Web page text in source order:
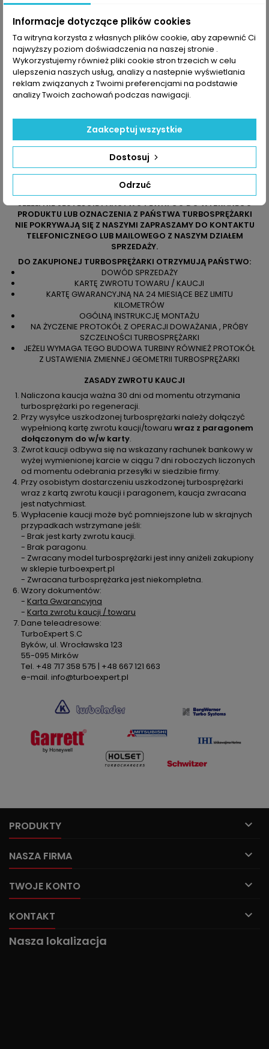
Dane zawarte w tabeli mogą odbiegać od rzeczywistości.
Dokładamy wszelkich starań aby jednak tak nie było.
Najlepszym kryterium doboru części jest sprawdzenie
numerów producenta na uszkodzonej części.
JEŻELI NIE JESTEŚCIE PAŃSTWO PEWNI CO DO WYBRANEGO
PRODUKTU LUB OZNACZENIA Z PAŃSTWA TURBOSPRĘŻARKI
NIE POKRYWAJĄ SIĘ Z NASZYMI ZAPRASZAMY DO KONTAKTU
TELEFONICZNEGO LUB MAILOWEGO Z NASZYM DZIAŁEM
SPRZEDAŻY.
DO ZAKUPIONEJ TURBOSPRĘŻARKI OTRZYMUJĄ PAŃSTWO:
DOWÓD SPRZEDAŻY
KARTĘ ZWROTU TOWARU / KAUCJI
KARTĘ GWARANCYJNĄ NA 24 MIESIĄCE BEZ LIMITU
KILOMETRÓW
OGÓLNĄ INSTRUKCJĘ MONTAŻU
NA ŻYCZENIE PROTOKÓŁ Z OPERACJI DOWAŻANIA , PRÓBY
SZCZELNOŚCI TURBOSPRĘŻARKI
JEŻELI WYMAGA TEGO BUDOWA TURBINY RÓWNIEŻ PROTOKÓŁ
Z USTAWIENIA ZMIENNEJ GEOMETRII TURBOSPRĘŻARKI
ZASADY ZWROTU KAUCJI
Naliczona kaucja ważna 30 dni od momentu otrzymania
turbosprężarki po regeneracji.
Przy wysyłce uszkodzonej turbosprężarki należy dołączyć
wypełnioną kartę zwrotu kaucji/towaru wraz z paragonem
dołączonym do w/w karty.
Zwrot kaucji odbywa się na wskazany rachunek bankowy w
wyżej wymienionej karcie w ciągu 7 dni roboczych liczonych
od momentu odebrania przesyłki w siedzibie firmy.
Przy osobistym dostarczeniu uszkodzonej turbosprężarki
wraz z kartą zwrotu kaucji i paragonem, kaucja zwracana
jest natychmiast.
Wypłacenie kaucji może być pomniejszone lub w skrajnych
przypadkach wstrzymane jeśli:
- Brak jest karty zwrotu kaucji.
- Brak paragonu.
- Zwracany model turbosprężarki jest inny aniżeli zakupiony
w sklepie turboexpert.pl
- Zwracana turbosprężarka jest niekompletna.
Wzory dokumentów:
- Karta Gwarancyjna
- Karta zwrotu kaucji / towaru
Dane teleadresowe:
TurboExpert S.C
Byków, ul. Wrocławska 123
55-095 Mirków
Tel. +48 717 358 575 | +48 667 121 663
e-mail. info@turboexpert.pl
PRODUKTY 
NASZA FIRMA 
TWOJE KONTO 
KONTAKT 
Nasza lokalizacja
Informacje dotyczące plików cookies
Ta witryna korzysta z własnych plików cookie, aby zapewnić Ci
najwyższy poziom doświadczenia na naszej stronie .
Wykorzystujemy również pliki cookie stron trzecich w celu
ulepszenia naszych usług, analizy a nastepnie wyświetlania
reklam związanych z Twoimi preferencjami na podstawie
analizy Twoich zachowań podczas nawigacji.
Odrzuć
Dostosuj
Zaakceptuj wszystkie